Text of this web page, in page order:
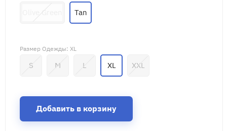
Tan
Размер Одежды: XL
S M L XL XXL
Добавить в корзину